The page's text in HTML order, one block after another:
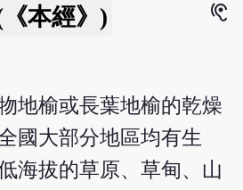
本經》)
hearing
地榆或長葉地榆的乾燥
國大部分地區均有生
海拔的草原、草甸、山